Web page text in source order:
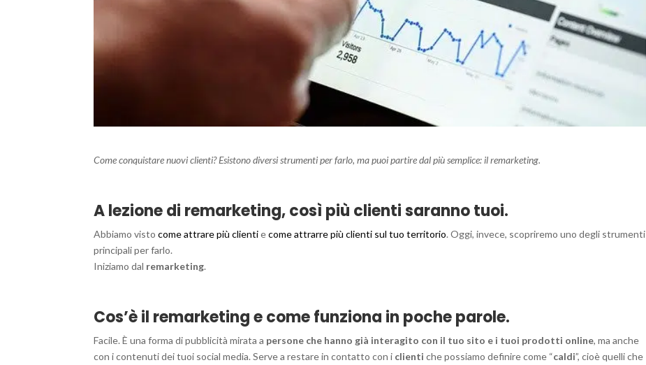
Come conquistare nuovi clienti? Esistono diversi strumenti per farlo, ma puoi partire dal più semplice: il remarketing.
A lezione di remarketing, così più clienti saranno tuoi.
Abbiamo vistocome attrare più clientiecome attrarre più clienti sul tuo territorio. Oggi, invece, scopriremo uno degli strumenti
principali per farlo.
Iniziamo dal remarketing.
Cos’è il remarketing e come funziona in poche parole.
Facile. È una forma di pubblicità mirata a persone che hanno già interagito con il tuo sito e i tuoi prodotti online, ma anche
con i contenuti dei tuoi social media. Serve a restare in contatto con i clienti che possiamo definire come “caldi”, cioè quelli che